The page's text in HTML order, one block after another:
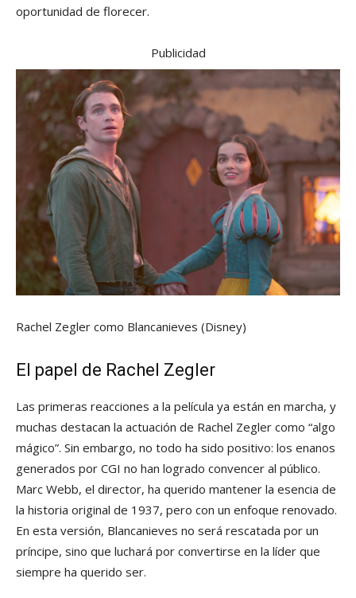
oportunidad de florecer.
Publicidad
Rachel Zegler como Blancanieves (Disney)
El papel de Rachel Zegler
Las primeras reacciones a la película ya están en marcha, y
muchas destacan la actuación de Rachel Zegler como “algo
mágico”. Sin embargo, no todo ha sido positivo: los enanos
generados por CGI no han logrado convencer al público.
Marc Webb, el director, ha querido mantener la esencia de
la historia original de 1937, pero con un enfoque renovado.
En esta versión, Blancanieves no será rescatada por un
príncipe, sino que luchará por convertirse en la líder que
siempre ha querido ser.